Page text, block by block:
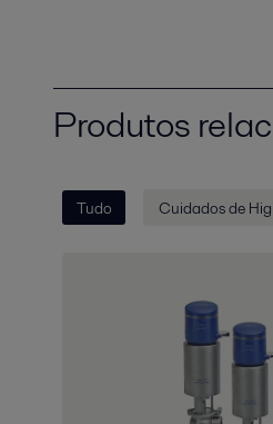
Produtos
Tudo Cuidados de